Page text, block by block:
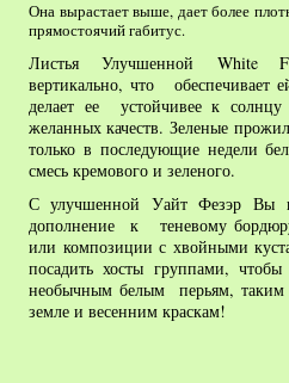
Она вырастает выше, дает более
прямостоячий габитус.
ЛистьяУлучшенной White
вертикально, что обеспечивает
делает ее устойчивее к
желанных качеств.Зеленые
только в последующие недели
смесь кремового и зеленого.
С улучшенной Уайт ФезэрВы
дополнение к теневому
или композиции с хвойными
посадить хосты группами,
необычным белым перьям, таким
земле и весенним краскам!